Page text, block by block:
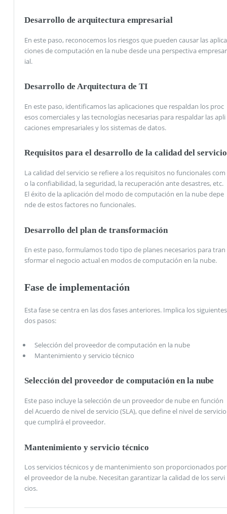
Desarrollo de arquitectura empresarial
En este paso, reconocemos los riesgos que pueden causar las aplica
ciones de computación en la nube desde una perspectiva empresar
ial.
Desarrollo de Arquitectura de TI
En este paso, identificamos las aplicaciones que respaldan los proc
esos comerciales y las tecnologías necesarias para respaldar las apli
caciones empresariales y los sistemas de datos.
Requisitos para el desarrollo de la calidad del servicio
La calidad del servicio se refiere a los requisitos no funcionales com
o la confiabilidad, la seguridad, la recuperación ante desastres, etc.
El éxito de la aplicación del modo de computación en la nube depe
nde de estos factores no funcionales.
Desarrollo del plan de transformación
En este paso, formulamos todo tipo de planes necesarios para tran
sformar el negocio actual en modos de computación en la nube.
Fase de implementación
Esta fase se centra en las dos fases anteriores. Implica los siguientes
dos pasos:
Selección del proveedor de computación en la nube
Mantenimiento y servicio técnico
Selección del proveedor de computación en la nube
Este paso incluye la selección de un proveedor de nube en función
del Acuerdo de nivel de servicio (SLA), que define el nivel de servicio
que cumplirá el proveedor.
Mantenimiento y servicio técnico
Los servicios técnicos y de mantenimiento son proporcionados por
el proveedor de la nube. Necesitan garantizar la calidad de los servi
cios.